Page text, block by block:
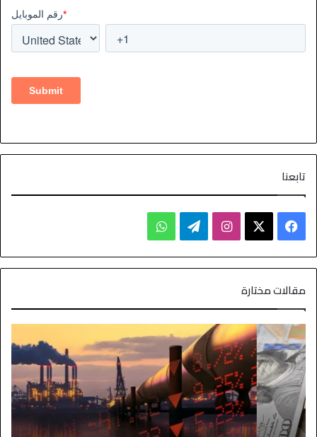
تابعنا
مقالات مختارة